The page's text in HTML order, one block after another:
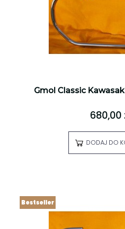
Gmol Classic
680,00
DODAJ DO
Bestseller